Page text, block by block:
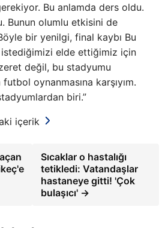
Bu anlamda ders oldu.
Bunun olumlu etkisini de
bir yenilgi, final kaybı Bu
elde ettiğimiz için
değil, bu stadyumu
oynanmasına karşıyım.
biri.”
içerik
Sıcaklar o hastalığı
tetikledi: Vatandaşlar
hastaneye gitti! 'Çok
bulaşıcı' →